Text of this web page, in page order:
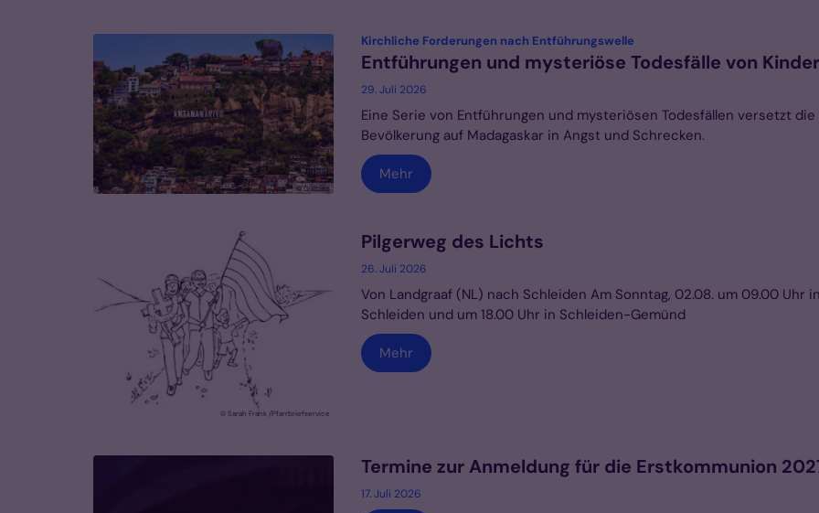
© Gulbins
Kirchliche Forderungen nach Entführungswelle:
Entführungen und mysteriöse Todesfälle von
29. Juli 2026
Eine Serie von Entführungen und mysteriösen Todesfällen versetzt die
Bevölkerung auf Madagaskar in Angst und Schrecken.
Mehr
© Sarah Frank /Pfarrbriefservice
Pilgerweg des Lichts
26. Juli 2026
Von Landgraaf (NL) nach Schleiden Am Sonntag, 02.08. um 09.00 Uhr
Schleiden und um 18.00 Uhr in Schleiden-Gemünd
Mehr
Termine zur Anmeldung für die Erstkommunion
17. Juli 2026